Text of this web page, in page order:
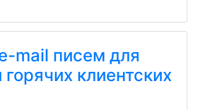
mail писем для
клиентских